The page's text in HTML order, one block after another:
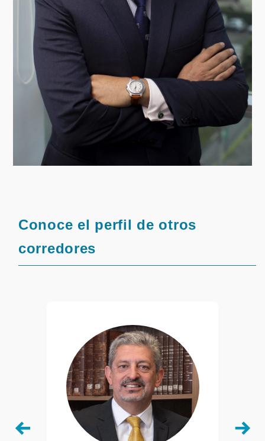
Conoce el perfil de otros
corredores